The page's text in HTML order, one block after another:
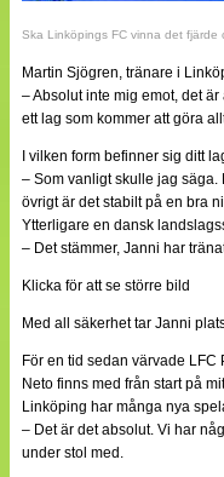
Ska Linköpings FC vinna det fjärde
Martin Sjögren, tränare i
– Absolut inte mig emot, det
ett lag som kommer att göra
I vilken form befinner sig ditt
– Som vanligt skulle jag
övrigt är det stabilt på en bra
Ytterligare en dansk
– Det stämmer, Janni har
Klicka för att se större bild
Med all säkerhet tar Janni
För en tid sedan värvade
Neto finns med från start på
Linköping har många nya
– Det är det absolut. Vi har
under stol med.